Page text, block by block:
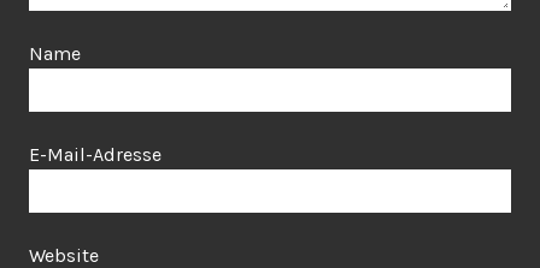
Name
E-Mail-Adresse
Website